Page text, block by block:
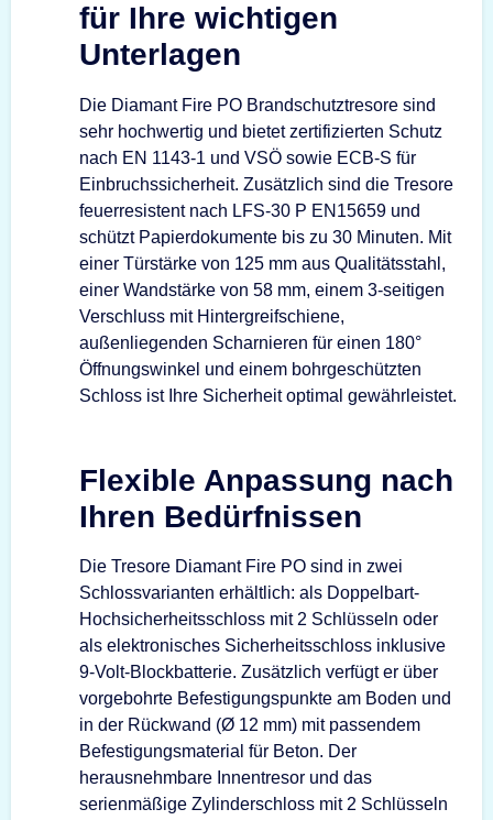
für Ihre wichtigen
Unterlagen
Die Diamant Fire PO Brandschutztresore sind
sehr hochwertig und bietet zertifizierten Schutz
nach EN 1143-1 und VSÖ sowie ECB-S für
Einbruchssicherheit. Zusätzlich sind die Tresore
feuerresistent nach LFS-30 P EN15659 und
schützt Papierdokumente bis zu 30 Minuten. Mit
einer Türstärke von 125 mm aus Qualitätsstahl,
einer Wandstärke von 58 mm, einem 3-seitigen
Verschluss mit Hintergreifschiene,
außenliegenden Scharnieren für einen 180°
Öffnungswinkel und einem bohrgeschützten
Schloss ist Ihre Sicherheit optimal gewährleistet.
Flexible Anpassung nach
Ihren Bedürfnissen
Die Tresore Diamant Fire PO sind in zwei
Schlossvarianten erhältlich: als Doppelbart-
Hochsicherheitsschloss mit 2 Schlüsseln oder
als elektronisches Sicherheitsschloss inklusive
9-Volt-Blockbatterie. Zusätzlich verfügt er über
vorgebohrte Befestigungspunkte am Boden und
in der Rückwand (Ø 12 mm) mit passendem
Befestigungsmaterial für Beton. Der
herausnehmbare Innentresor und das
serienmäßige Zylinderschloss mit 2 Schlüsseln